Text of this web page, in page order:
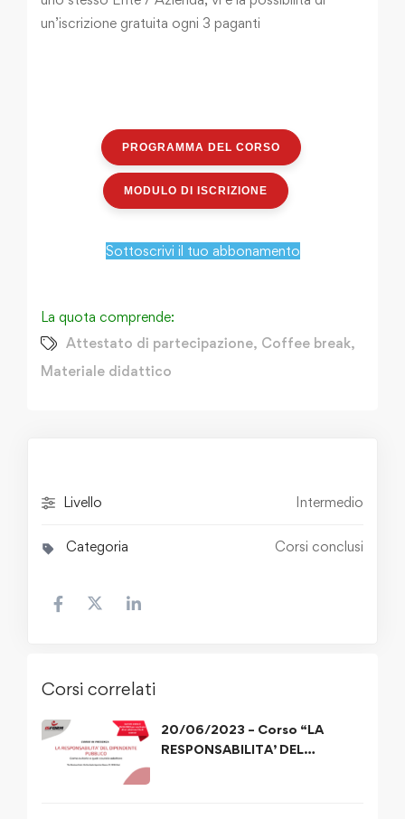
un’iscrizione gratuita ogni 3 paganti
PROGRAMMA DEL CORSO
MODULO DI ISCRIZIONE
Sottoscrivi il tuo abbonamento
La quota comprende:
Attestato di partecipazione, Coffee break,
Materiale didattico
Livello Intermedio
Categoria Corsi conclusi
Corsi correlati
20/06/2023 – Corso “LA
RESPONSABILITA’ DEL